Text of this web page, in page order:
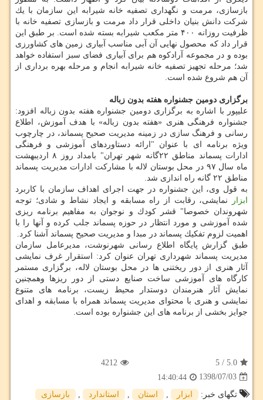
بازسازی، مرمت و نگهداری تصفیه خانه شیرابه این سازمان با یك
شركت دانش بنیان داخلی قرار داد مرمت و بازسازی تصفیه خانه با
ظرفیت روزانه ۴۰۰ متر مكعب شیرابه بسته شده است. بر طبق این
قرار داد كه محصول نهایی آن آبی مناسب آبیاری زمین های كشاورزی
بوده و در مجموعه آرادكوه هم برای آبیاری فضای سبز استفاده خواهد
شد؛ مرحله تجهیز تصفیه خانه شیرابه انجام و مرحله بهره برداری از
آن هم شروع شده است.
برگزاری دومین جشنواره هفته بدون زباله
علیپور با اشاره به برگزاری دومین جشنواره هفته بدون زباله افزود:
جشنواره فرهنگی هنری «هفته بدون زباله» با هدف آموزش، اطلاع
رسانی و فرهنگ سازی در زمینه مدیریت صحیح پسماند، در چارچوب
ویژه برنامه ای با عنوان "ارائه دستاوردهای آموزشی و فرهنگی
ادارات پسماند مناطق ۲۲گانه شهر تهران" بامداد روز ۸ اردیبهشت
ماه سال ۹۷ در محل بوستان لاله با مشاركت ادارات مدیریت پسماند
مناطق ۲۲ گانه راه اندازی شد.
به قول وی، این جشنواره در جهت اجرای اهداف سازمان با كاربرد
ابزار
نمایشی، رقابت از راه مسابقه و ایجاد نشاط و شادی؛ توجه
شهروندان خصوصا" قشر كودك و نوجوان به مفاهیم برنامه ریزی
شده آموزشی و مورد انتظار در حوزه پسماند جلب كرده و آنها را با
اهمیت لزوم تفكیك پسماند در مبدا و مدیریت صحیح پسماند آشنا كرد.
طبق گزارش پایگاه اطلاع رسانی شهرنوشت، مدیرعامل سازمان
مدیریت پسماند شهرداری تهران عنوان كرد: استقرار غرف نمایشی
آثار هنری از دور ریختنی ها در محل بوستان لاله، برگزاری مستمر
كارگاه های آموزشی ساخت صنایع دستی از دور ریزها وهمچنین
نمایش آثار هنرمندان دوستدار محیط زیست، برنامه های متنوع
نمایشی و هنری با محتوای مدیریت پسماند همراه با مسابقه و اهدای
جوایز بخشی از برنامه های این جشنواره بوده است.
5.0
/
5
4212
1398/07/03
14:40:44
تگهای خبر:
ابزار استان استاندارد بازسازی